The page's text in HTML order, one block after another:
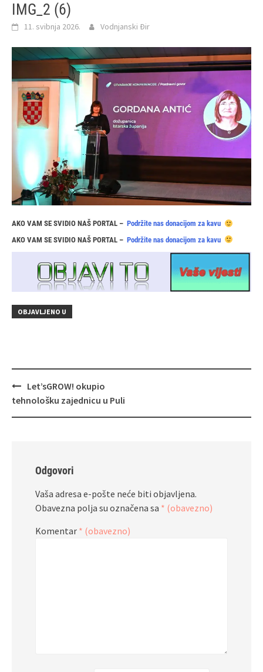
IMG_2 (6)
11. svibnja 2026. Vodnjanski Đir
AKO VAM SE SVIDIO NAŠ PORTAL – Podržite nas donacijom za kavu
AKO VAM SE SVIDIO NAŠ PORTAL – Podržite nas donacijom za kavu
OBJAVLJENO U
Navigacija
objava
Let’sGROW! okupio
tehnološku zajednicu u Puli
Odgovori
Vaša adresa e-pošte neće biti objavljena.
Obavezna polja su označena sa * (obavezno)
Komentar * (obavezno)